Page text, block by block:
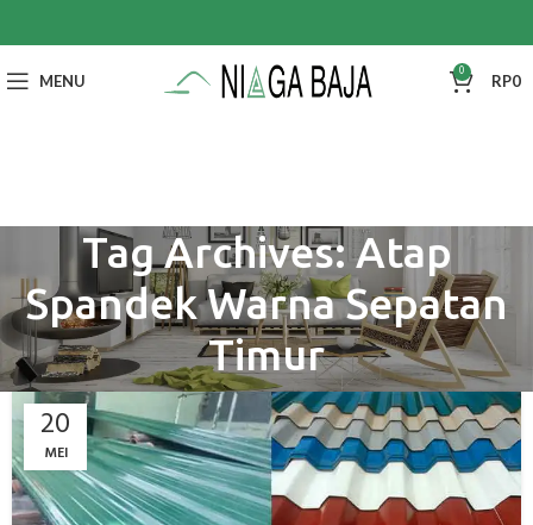
MENU 0 RP0
Tag Archives: Atap
Spandek Warna Sepatan
Timur
20
MEI